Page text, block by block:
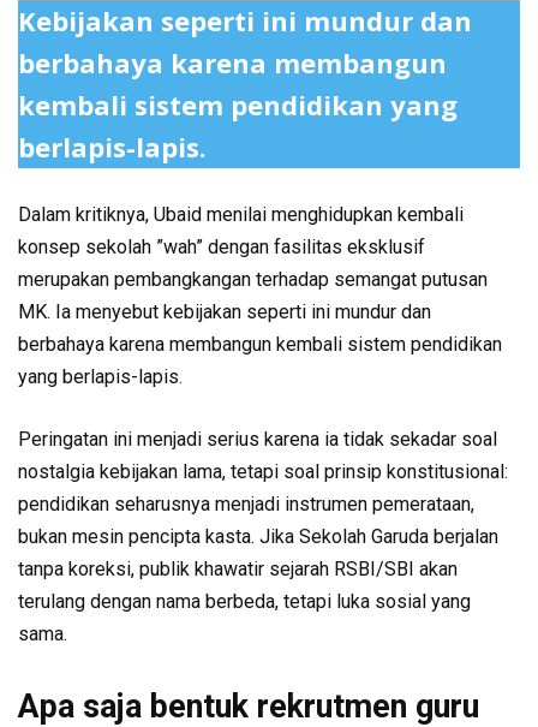
Kebijakan seperti ini mundur dan
berbahaya karena membangun
kembali sistem pendidikan yang
berlapis-lapis.
Dalam kritiknya, Ubaid menilai menghidupkan kembali
konsep sekolah ”wah” dengan fasilitas eksklusif
merupakan pembangkangan terhadap semangat putusan
MK. Ia menyebut kebijakan seperti ini mundur dan
berbahaya karena membangun kembali sistem pendidikan
yang berlapis-lapis.
Peringatan ini menjadi serius karena ia tidak sekadar soal
nostalgia kebijakan lama, tetapi soal prinsip konstitusional:
pendidikan seharusnya menjadi instrumen pemerataan,
bukan mesin pencipta kasta. Jika Sekolah Garuda berjalan
tanpa koreksi, publik khawatir sejarah RSBI/SBI akan
terulang dengan nama berbeda, tetapi luka sosial yang
sama.
Apa saja bentuk rekrutmen guru